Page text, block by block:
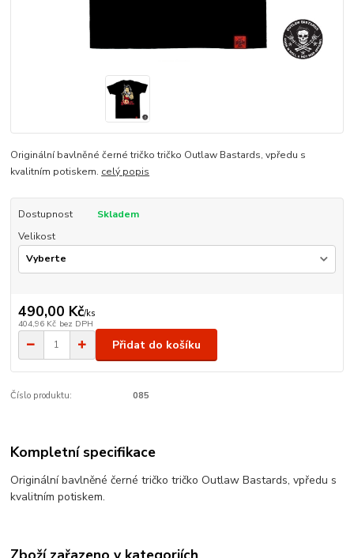
Originální bavlněné černé tričko tričko Outlaw Bastards, vpředu s
kvalitním potiskem. celý popis
Dostupnost
Skladem
Velikost
490,00 Kč/ks
404,96 Kč bez DPH
Přidat do košíku
Číslo produktu: 085
Kompletní specifikace
Originální bavlněné černé tričko tričko Outlaw Bastards, vpředu s
kvalitním potiskem.